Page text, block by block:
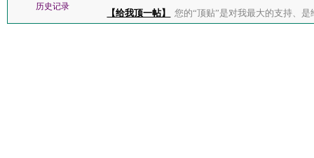
历史记录
【给我顶一帖】 您的“顶贴”是对我最大的支持、